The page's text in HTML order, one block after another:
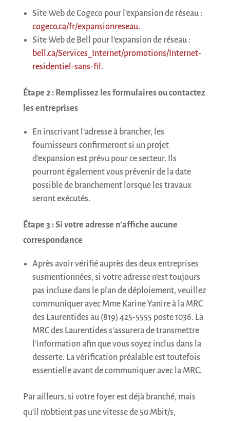
Site Web de Cogeco pour l’expansion de réseau :
cogeco.ca/fr/expansionreseau.
Site Web de Bell pour l’expansion de réseau :
bell.ca/Services_Internet/promotions/Internet-
residentiel-sans-fil .
Étape 2 : Remplissez les formulaires ou contactez
les entreprises
En inscrivant l’adresse à brancher, les
fournisseurs confirmeront si un projet
d’expansion est prévu pour ce secteur. Ils
pourront également vous prévenir de la date
possible de branchement lorsque les travaux
seront exécutés.
Étape 3 : Si votre adresse n’affiche aucune
correspondance
Après avoir vérifié auprès des deux entreprises
susmentionnées, si votre adresse n’est toujours
pas incluse dans le plan de déploiement, veuillez
communiquer avec Mme Karine Yanire à la MRC
des Laurentides au (819) 425-5555 poste 1036. La
MRC des Laurentides s’assurera de transmettre
l’information afin que vous soyez inclus dans la
desserte. La vérification préalable est toutefois
essentielle avant de communiquer avec la MRC.
Par ailleurs, si votre foyer est déjà branché, mais
qu’il n’obtient pas une vitesse de 50 Mbit/s,